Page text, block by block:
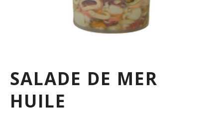
SALADE DE MER
HUILE